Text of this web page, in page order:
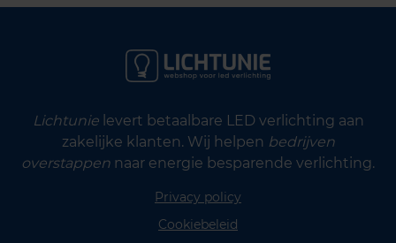
Lichtunielevert betaalbare LED verlichting aan
zakelijke klanten. Wij helpen bedrijven
overstappen naar energie besparende verlichting.
Privacy policy
Cookiebeleid